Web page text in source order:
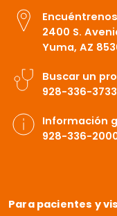
Encuéntrenos
2400 S.
Yuma, AZ
Buscar un
928-336-3733
Información
928-336-
Para pacientes y